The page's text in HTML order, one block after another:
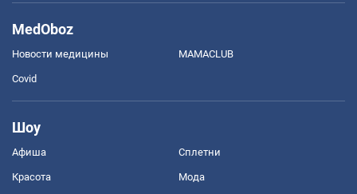
MedOboz
Новости медицины MAMACLUB
Covid
Шоу
Афиша Сплетни
Красота Мода